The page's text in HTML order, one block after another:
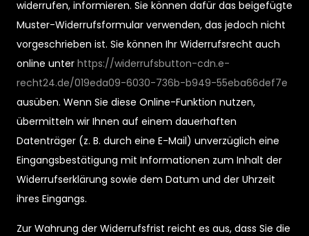
widerrufen, informieren. Sie können dafür das beigefügte
Muster-Widerrufsformular verwenden, das jedoch nicht
vorgeschrieben ist. Sie können Ihr Widerrufsrecht auch
online unter https://widerrufsbutton-cdn.e-
recht24.de/019eda09-6030-736b-b949-55eba66def7e
ausüben. Wenn Sie diese Online-Funktion nutzen,
übermitteln wir Ihnen auf einem dauerhaften
Datenträger (z. B. durch eine E-Mail) unverzüglich eine
Eingangsbestätigung mit Informationen zum Inhalt der
Widerrufserklärung sowie dem Datum und der Uhrzeit
ihres Eingangs.
Zur Wahrung der Widerrufsfrist reicht es aus, dass Sie die